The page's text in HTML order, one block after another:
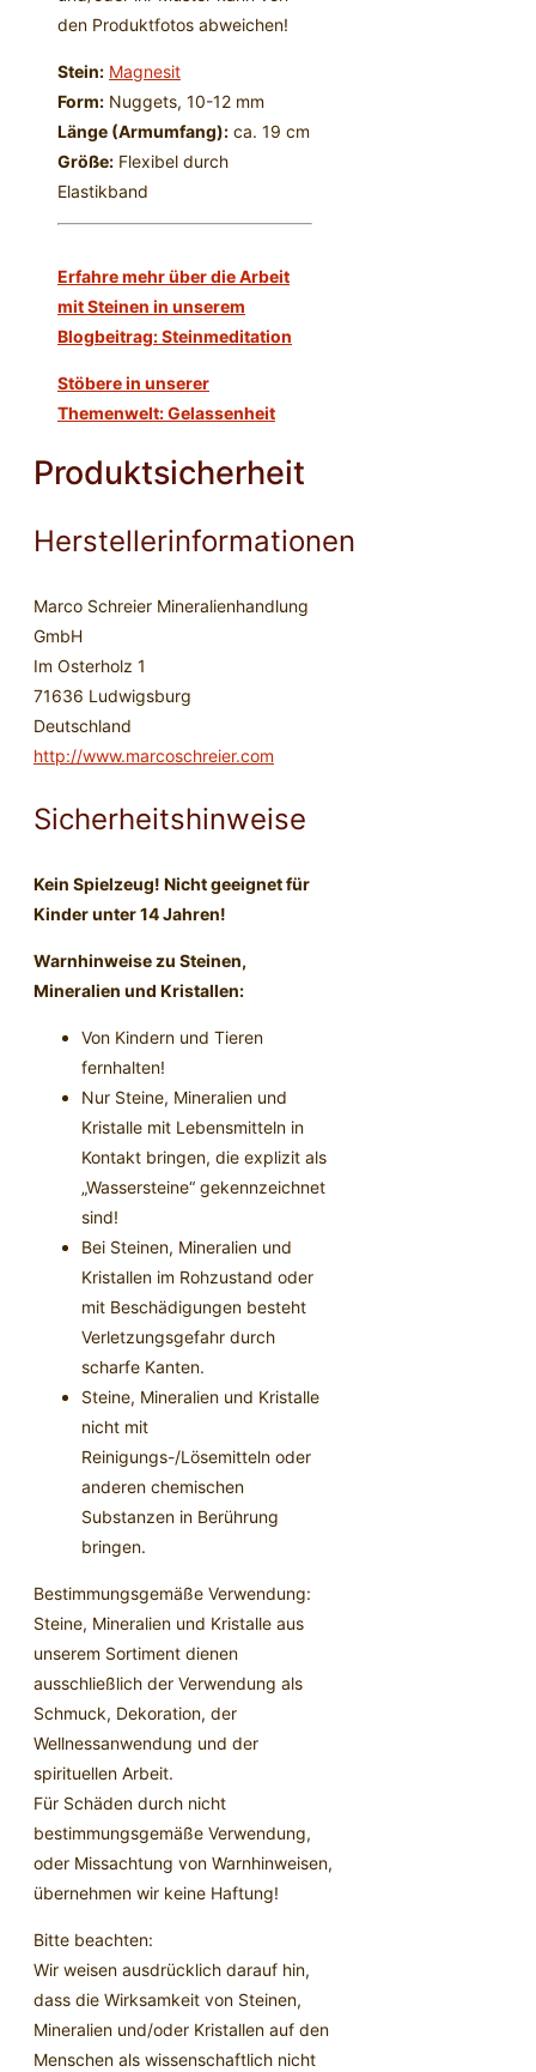
den Produktfotos abweichen!
Stein: Magnesit
Form: Nuggets, 10-12 mm
Länge (Armumfang): ca. 19 cm
Größe: Flexibel durch
Elastikband
Erfahre mehr über die Arbeit
mit Steinen in unserem
Blogbeitrag: Steinmeditation
Stöbere in unserer
Themenwelt: Gelassenheit
Produktsicherheit
Herstellerinformationen
Marco Schreier Mineralienhandlung
GmbH
Im Osterholz 1
71636 Ludwigsburg
Deutschland
http://www.marcoschreier.com
Sicherheitshinweise
Kein Spielzeug! Nicht geeignet für
Kinder unter 14 Jahren!
Warnhinweise zu Steinen,
Mineralien und Kristallen:
Von Kindern und Tieren
fernhalten!
Nur Steine, Mineralien und
Kristalle mit Lebensmitteln in
Kontakt bringen, die explizit als
„Wassersteine“ gekennzeichnet
sind!
Bei Steinen, Mineralien und
Kristallen im Rohzustand oder
mit Beschädigungen besteht
Verletzungsgefahr durch
scharfe Kanten.
Steine, Mineralien und Kristalle
nicht mit
Reinigungs-/Lösemitteln oder
anderen chemischen
Substanzen in Berührung
bringen.
Bestimmungsgemäße Verwendung:
Steine, Mineralien und Kristalle aus
unserem Sortiment dienen
ausschließlich der Verwendung als
Schmuck, Dekoration, der
Wellnessanwendung und der
spirituellen Arbeit.
Für Schäden durch nicht
bestimmungsgemäße Verwendung,
oder Missachtung von Warnhinweisen,
übernehmen wir keine Haftung!
Bitte beachten:
Wir weisen ausdrücklich darauf hin,
dass die Wirksamkeit von Steinen,
Mineralien und/oder Kristallen auf den
Menschen als wissenschaftlich nicht